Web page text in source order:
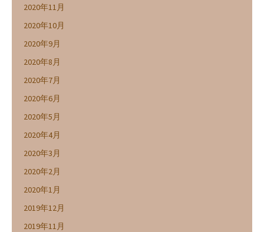
2020年11月
2020年10月
2020年9月
2020年8月
2020年7月
2020年6月
2020年5月
2020年4月
2020年3月
2020年2月
2020年1月
2019年12月
2019年11月